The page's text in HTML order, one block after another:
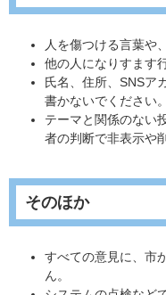
人を傷つける言葉や
他の人になりすます
氏名、住所、SNSア
書かないでください。
テーマと関係のない
者の判断で非表示や
そのほか
すべての意見に、市
ん。